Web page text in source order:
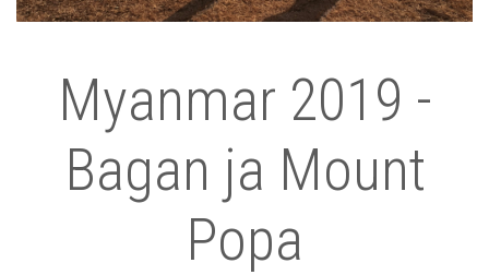
Myanmar 2019 -
Bagan ja Mount
Popa